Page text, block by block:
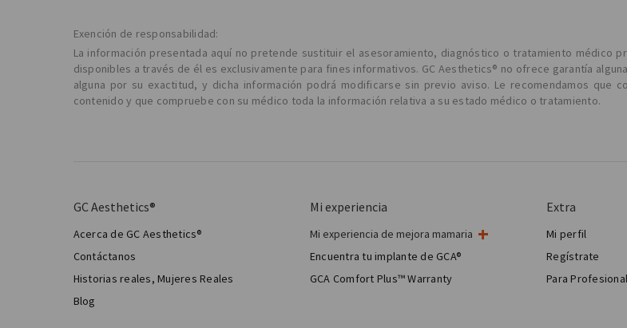
Exención de responsabilidad:
La información presentada aquí no pretende sustituir el asesoramiento, diagnóstico o tratamiento médico
disponibles a través de él es exclusivamente para fines informativos. GC Aesthetics® no ofrece garantía
alguna por su exactitud, y dicha información podrá modificarse sin previo aviso. Le recomendamos que
contenido y que compruebe con su médico toda la información relativa a su estado médico o tratamiento.
GC Aesthetics®
Acerca de GC Aesthetics®
Contáctanos
Historias reales, Mujeres Reales
Blog
Mi experiencia
Mi experiencia de mejora mamaria
Mi cirugía de mama
Cirugía estética mamaria
Total Breast Reconstruction™
Encuentra tu implante de GCA®
GCA Comfort Plus™ Warranty
Extra
Mi perfil
Regístrate
Para